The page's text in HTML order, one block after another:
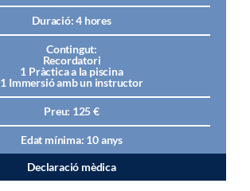
Duració: 4 hores
Contingut:
Recordatori
1 Pràctica a la piscina
1 Immersió amb un instructor
Preu: 125 €
Edat mínima: 10 anys
Declaració mèdica